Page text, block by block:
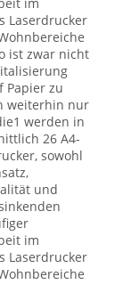
Laserdrucker
ist zwar nicht
Papier zu
weiterhin nur
werden in
26 A4-
sowohl
und
im
Laserdrucker